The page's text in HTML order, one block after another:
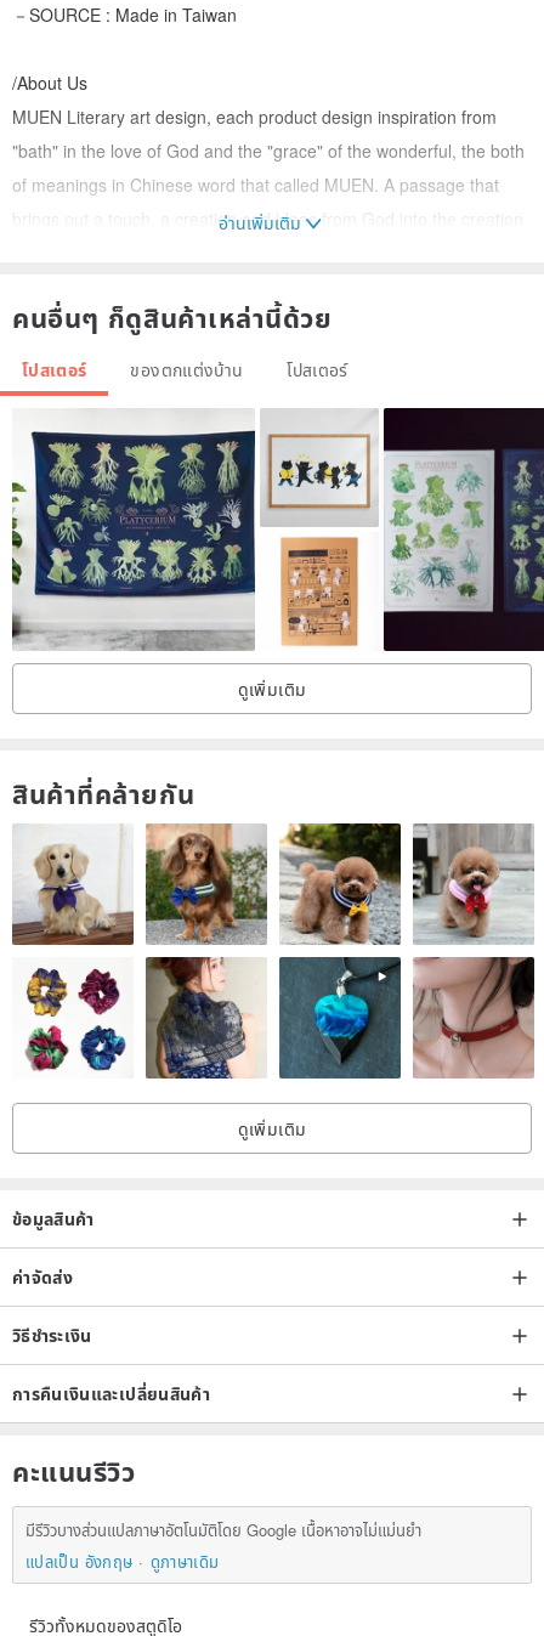
－SOURCE : Made in Taiwan
/About Us
MUEN Literary art design, each product design inspiration from
"bath" in the love of God and the "grace" of the wonderful, the both
of meanings in Chinese word that called MUEN. A passage that
brings out a touch, a creation and ideas from God into the creation
words.
We through meticulous painting to brings out god’s love and mercy,
protection. Our original Gospel Christ Gift, not just a good-looking
practical thing, but also a full of temperature blessing inside,
because transmission of love and blessing is our ambitions.
/About Product
MUEN literary design of decorative paintings, are mining real oil
painting cotton, with delicate digital printing technology printed on
the canvas, and with high-quality frameless planks, the picture full
used by gifts, let God's words (painting) become a blessing at each
home.
The current decorative paintings have small frameless painting,
large frameless painting, wooden frame paintings and luxury metal
of the framed paintings.
/Note to customer
This product is handmade, and so may have following statements:
－None waterproof
－If accidentally with stains, you can immediately use a DRY cloth
/Shipping Details
－Every product requires 5 working days with holidays excluded to
make.
－For customers in Taiwan, shipment takes 3 to 5 days.
message to check shipment times.
/Returns Policy
－Buyers may return an order and request for a refund (partially or
in full) within 7 days counting from the day after the order arrives at
the recipient’s address.
－Buyers are responsible for all shipping fees including the shipping
อ่านเพิ่มเติม
คนอื่นๆ ก็ดูสินค้าเหล่านี้ด้วย
โปสเตอร์ ของตกแต่งบ้าน โปสเตอร์
ดูเพิ่มเติม
สินค้าที่คล้ายกัน
ดูเพิ่มเติม
ข้อมูลสินค้า
ค่าจัดส่ง
วิธีชำระเงิน
การคืนเงินและเปลี่ยนสินค้า
คะแนนรีวิว
มีรีวิวบางส่วนแปลภาษาอัตโนมัติโดย Google เนื้อหาอาจไม่แม่นยำ
แปลเป็น อังกฤษ
ดูภาษาเดิม
รีวิวทั้งหมดของสตูดิโอ